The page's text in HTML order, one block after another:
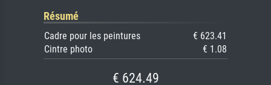
Résumé
Cadre pour les peintures
€ 623.41
Cintre photo
€ 1.08
€ 624.49